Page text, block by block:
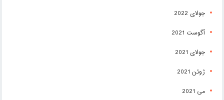
جولای 2022
آگوست 2021
جولای 2021
ژوئن 2021
می 2021